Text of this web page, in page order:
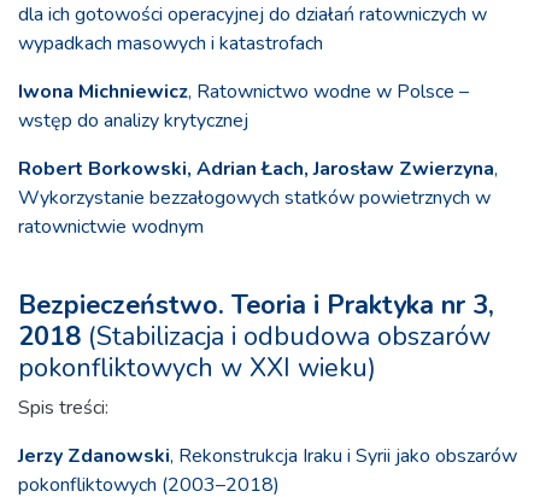
dla ich gotowości operacyjnej do działań ratowniczych w
wypadkach masowych i katastrofach
Iwona Michniewicz, Ratownictwo wodne w Polsce –
wstęp do analizy krytycznej
Robert Borkowski, Adrian Łach, Jarosław Zwierzyna,
Wykorzystanie bezzałogowych statków powietrznych w
ratownictwie wodnym
Bezpieczeństwo. Teoria i Praktyka nr 3,
2018 (Stabilizacja i odbudowa obszarów
pokonfliktowych w XXI wieku)
Spis treści:
Jerzy Zdanowski, Rekonstrukcja Iraku i Syrii jako obszarów
pokonfliktowych (2003–2018)